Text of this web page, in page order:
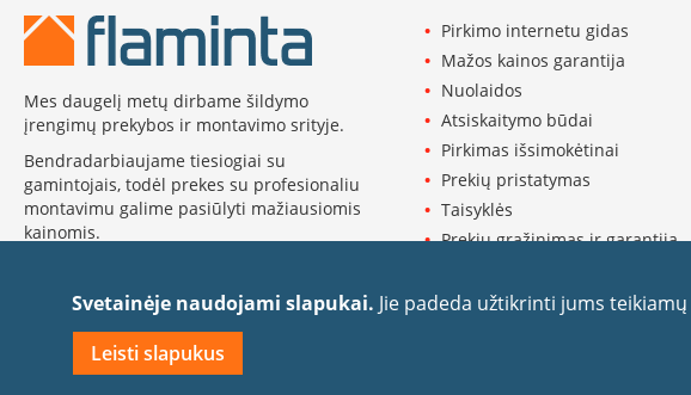
Svetainėje naudojami slapukai. Jie padeda užtikrinti jums
Leisti slapukus
grindims
Dūmtraukiai
židiniams
Krosnelės
Ketaus
krosnelės
Krosnelės
su
Krosnelės
šilumokaičiu
Mes daugelį metų dirbame šildymo
įrengimų prekybos ir montavimo srityje.
Bendradarbiaujame tiesiogiai su
gamintojais, todėl prekes su profesionaliu
montavimu galime pasiūlyti mažiausiomis
kainomis.
Pirkimo internetu gidas
Mažos kainos garantija
Nuolaidos
Atsiskaitymo būdai
Pirkimas išsimokėtinai
Prekių pristatymas
Taisyklės
Prekių grąžinimas ir garantija
Slapukų politika